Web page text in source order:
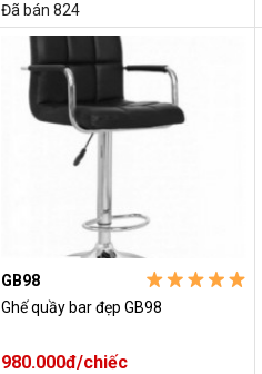
Đã bán 824
GB98
Ghế quầy bar đẹp GB98
980.000đ/chiếc